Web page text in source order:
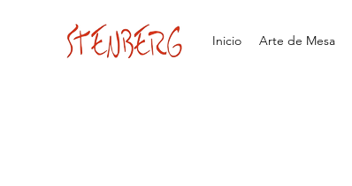
Inicio Arte de Mesa